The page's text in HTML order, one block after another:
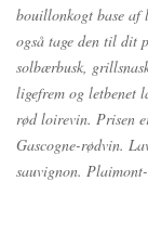
bouillonkogt base af
også tage den til dit
solbærbusk,
ligefrem og letbenet
rød loirevin. Prisen
Gascogne-rødvin.
sauvignon.